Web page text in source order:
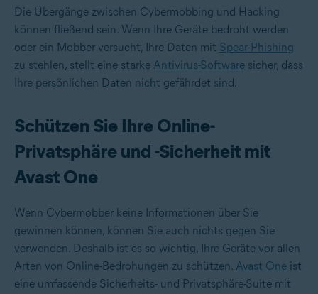
Die Übergänge zwischen Cybermobbing und Hacking
können fließend sein. Wenn Ihre Geräte bedroht werden
oder ein Mobber versucht, Ihre Daten mit Spear-Phishing
zu stehlen, stellt eine starke Antivirus-Software sicher, dass
Ihre persönlichen Daten nicht gefährdet sind.
Schützen Sie Ihre Online-
Privatsphäre und -Sicherheit mit
Avast One
Wenn Cybermobber keine Informationen über Sie
gewinnen können, können Sie auch nichts gegen Sie
verwenden. Deshalb ist es so wichtig, Ihre Geräte vor allen
Arten von Online-Bedrohungen zu schützen. Avast One ist
eine umfassende Sicherheits- und Privatsphäre-Suite mit